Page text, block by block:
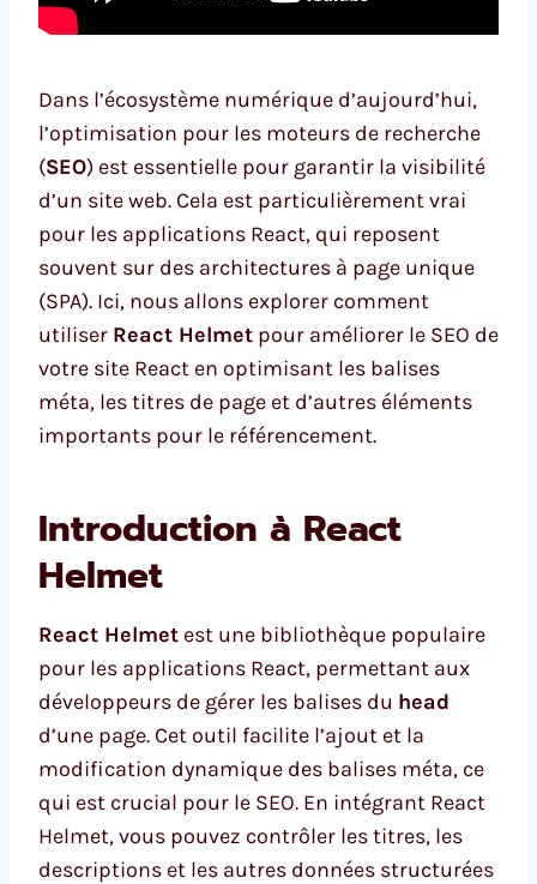
Dans l’écosystème numérique d’aujourd’hui,
l’optimisation pour les moteurs de recherche
(SEO) est essentielle pour garantir la visibilité
d’un site web. Cela est particulièrement vrai
pour les applications React, qui reposent
souvent sur des architectures à page unique
(SPA). Ici, nous allons explorer comment
utiliser React Helmet pour améliorer le SEO de
votre site React en optimisant les balises
méta, les titres de page et d’autres éléments
importants pour le référencement.
Introduction à React
Helmet
React Helmet est une bibliothèque populaire
pour les applications React, permettant aux
développeurs de gérer les balises du head
d’une page. Cet outil facilite l’ajout et la
modification dynamique des balises méta, ce
qui est crucial pour le SEO. En intégrant React
Helmet, vous pouvez contrôler les titres, les
descriptions et les autres données structurées